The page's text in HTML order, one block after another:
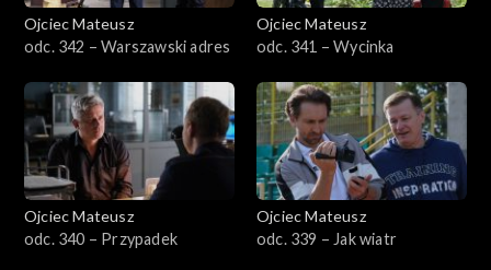
Sezon 32
Sezon 31
Sezon 30
Sezon 29
Ojciec Mateusz
odc. 342 – Warszawski adres
Ojciec Mateusz
odc. 341 – Wycinka
Ojciec Mateusz
odc. 340 – Przypadek
Ojciec Mateusz
odc. 339 – Jak wiatr